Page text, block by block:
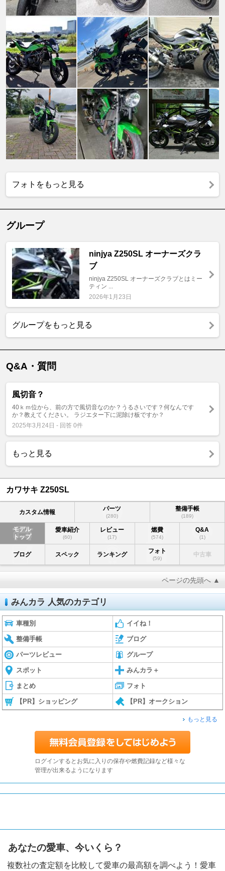
フォトをもっと見る
グループ
ninjya Z250SL オーナーズクラ
ブ
ninjya Z250SL オーナーズクラブとはミー
ティン ...
2026年1月23日
グループをもっと見る
Q&A・質問
風切音？
40ｋｍ位から、前の方で風切音なのか？うるさいです？何なんです
か？教えてください。 ラジエター下に泥除け板ですか？
2025年3月24日 - 回答 0件
もっと見る
カワサキ Z250SL
カスタム情報 パーツ
(280)
整備手帳
(189)
モデル
トップ
愛車紹介
(60)
レビュー
(17)
燃費
(574)
Q&A
(1)
ブログ スペック ランキング フォト
(59)
中古車
ページの先頭へ ▲
みんカラ 人気のカテゴリ
車種別 イイね！
整備手帳 ブログ
パーツレビュー グループ
スポット みんカラ＋
まとめ フォト
【PR】ショッピング 【PR】オークション
もっと見る
ログインするとお気に入りの保存や燃費記録など様々な
管理が出来るようになります
あなたの愛車、今いくら？
複数社の査定額を比較して愛車の最高額を調べよう！愛車